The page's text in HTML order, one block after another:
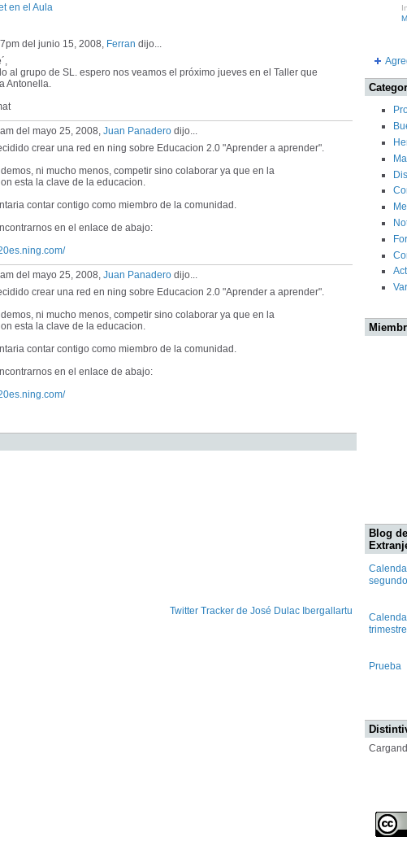
en el Aula
del junio 15, 2008, Ferran dijo...
al grupo de SL. espero nos veamos el próximo jueves en el Taller que
Antonella.
del mayo 25, 2008, Juan Panadero dijo...
crear una red en ning sobre Educacion 2.0 "Aprender a aprender".
ni mucho menos, competir sino colaborar ya que en la
esta la clave de la educacion.
contar contigo como miembro de la comunidad.
en el enlace de abajo:
del mayo 25, 2008, Juan Panadero dijo...
crear una red en ning sobre Educacion 2.0 "Aprender a aprender".
ni mucho menos, competir sino colaborar ya que en la
esta la clave de la educacion.
contar contigo como miembro de la comunidad.
en el enlace de abajo:
Twitter Tracker de José Dulac Ibergallartu
Blog
Prueba